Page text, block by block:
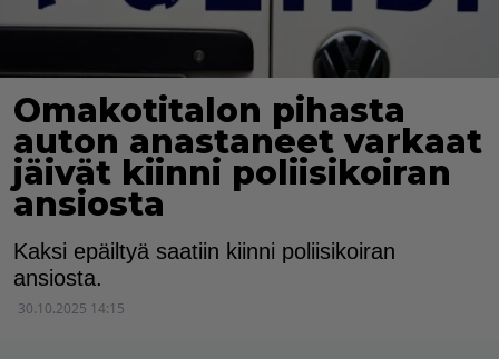
Omakotitalon pihasta
auton anastaneet varkaat
jäivät kiinni poliisikoiran
ansiosta
Kaksi epäiltyä saatiin kiinni poliisikoiran
ansiosta.
30.10.2025 14:15